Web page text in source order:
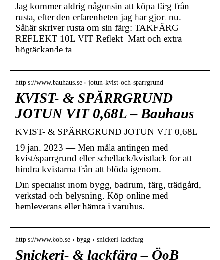
Jag kommer aldrig någonsin att köpa färg från
rusta, efter den erfarenheten jag har gjort nu.
Såhär skriver rusta om sin färg: TAKFÄRG
REFLEKT 10L VIT Reflekt Matt och extra
högtäckande ta
http s://www.bauhaus.se › jotun-kvist-och-sparrgrund
KVIST- & SPÄRRGRUND
JOTUN VIT 0,68L – Bauhaus
KVIST- & SPÄRRGRUND JOTUN VIT 0,68L
19 jan. 2023 — Men måla antingen med
kvist/spärrgrund eller schellack/kvistlack för att
hindra kvistarna från att blöda igenom.
Din specialist inom bygg, badrum, färg, trädgård,
verkstad och belysning. Köp online med
hemleverans eller hämta i varuhus.
http s://www.öob.se › bygg › snickeri-lackfarg
Snickeri- & lackfärg – ÖoB